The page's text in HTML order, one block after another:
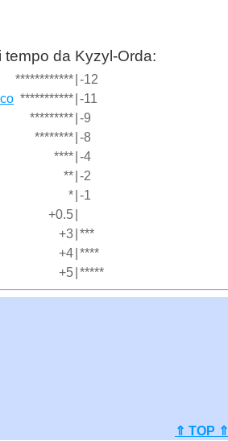
tempo da Kyzyl-Orda:
************ -12
*********** -11
********* -9
******** -8
**** -4
** -2
* -1
+0.5
+3 ***
+4 ****
+5 *****
⇑ TOP ⇑